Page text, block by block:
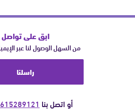
ابق على تواصل
من السهل الوصول لنا عبر
راسلنا
أو اتصل بنا